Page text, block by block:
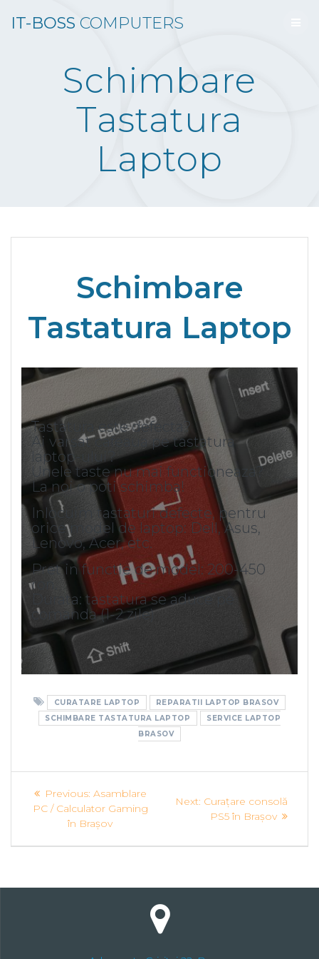
to
IT-BOSS COMPUTERS
Schimbare
Tastatura
Laptop
Schimbare
Tastatura Laptop
Tastatura este defecta?
Ai varsat cafeaua pe tastatura
laptop-ului?
Unele taste nu mai functioneaza?
La noi o poti schimba!
Inlocuim tastaturi defecte, pentru
orice model de laptop: Dell, Asus,
Lenovo, Acer, etc.
Pret in functie de model: 200-450
ron.
Durata: tastatura se aduce pe
comanda (1-2 zile)
CURATARE LAPTOP
REPARATII LAPTOP BRASOV
SCHIMBARE TASTATURA LAPTOP
SERVICE LAPTOP
BRASOV
Navigare
articole
Previous: Previous
post:
Asamblare
PC / Calculator Gaming
în Brașov
Next: Next
post:
Curațare consolă
PS5 în Brașov